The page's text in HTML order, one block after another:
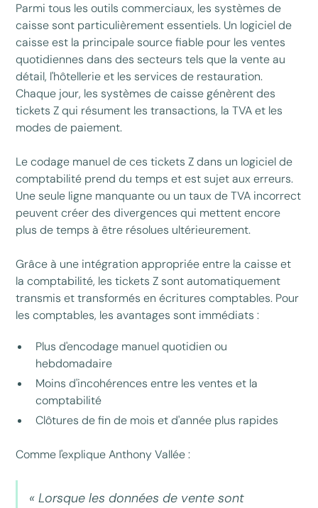
Parmi tous les outils commerciaux, les systèmes de
caisse sont particulièrement essentiels. Un logiciel de
caisseest la principale source fiable pour les ventes
quotidiennes dans des secteurs tels que la vente au
détail, l'hôtellerie et les services de restauration.
Chaque jour, les systèmes de caisse génèrent des
tickets Z qui résument les transactions, la TVA et les
modes de paiement.
Le codage manuel de ces tickets Z dans un logiciel de
comptabilité prend du temps et est sujet aux erreurs.
Une seule ligne manquante ou un taux de TVA incorrect
peuvent créer des divergences qui mettent encore
plus de temps à être résolues ultérieurement.
Grâce à une intégration appropriée entre la caisse et
la comptabilité, les tickets Z sont automatiquement
transmis et transformés en écritures comptables. Pour
les comptables, les avantages sont immédiats :
Plus d'encodage manuel quotidien ou
hebdomadaire
Moins d'incohérences entre les ventes et la
comptabilité
Clôtures de fin de mois et d'année plus rapides
Comme l'explique Anthony Vallée :
« Lorsque les données de vente sont